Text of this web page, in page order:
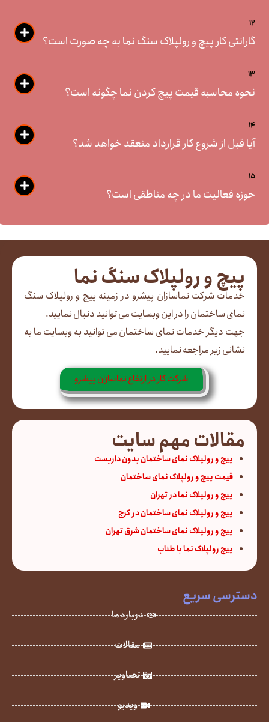
12
گارانتی کار پیچ و رولپلاک سنگ نما به چه صورت است؟
13
نحوه محاسبه قیمت پیچ کردن نما چگونه است؟
14
آیا قبل از شروع کار قرارداد منعقد خواهد شد؟
15
حوزه فعالیت ما در چه مناطقی است؟
پیچ و رولپلاک سنگ نما
خدمات شرکت نماسازان پیشرو در زمینه پیچ و رولپلاک سنگ
نمای ساختمان را در این وبسایت می توانید دنبال نمایید.
جهت دیگر خدمات نمای ساختمان می توانید به وبسایت ما به
نشانی زیر مراجعه نمایید.
شرکت کار در ارتفاع نماسازان پیشرو
مقالات مهم سایت
پیچ و رولپلاک نمای ساختمان بدون داربست
قیمت پیچ و رولپلاک نمای ساختمان
پیچ و رولپلاک نما در تهران
پیچ و رولپلاک نمای ساختمان در کرج
پیچ و رولپلاک نمای ساختمان شرق تهران
پیچ رولپلاک نما با طناب
دسترسی سریع
درباره ما
مقالات
تصاویر
ویدیو